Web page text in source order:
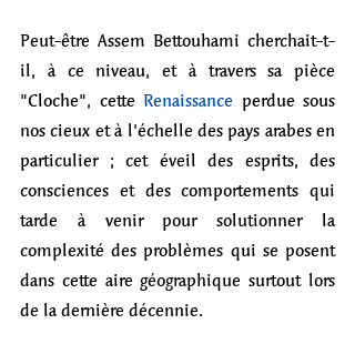
Peut-être Assem Bettouhami cherchait-t-
il, à ce niveau, et à travers sa pièce
"Cloche", cette Renaissance perdue sous
nos cieux et à l'échelle des pays arabes en
particulier ; cet éveil des esprits, des
consciences et des comportements qui
tarde à venir pour solutionner la
complexité des problèmes qui se posent
dans cette aire géographique surtout lors
de la dernière décennie.